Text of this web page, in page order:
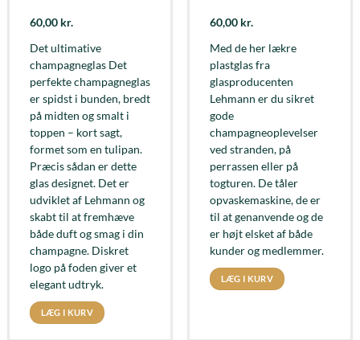
60,00 kr.
Det ultimative
champagneglas Det
perfekte champagneglas
er spidst i bunden, bredt
på midten og smalt i
toppen – kort sagt,
formet som en tulipan.
Præcis sådan er dette
glas designet. Det er
udviklet af Lehmann og
skabt til at fremhæve
både duft og smag i din
champagne. Diskret
logo på foden giver et
elegant udtryk.
LÆG I KURV
60,00 kr.
Med de her lækre
plastglas fra
glasproducenten
Lehmann er du sikret
gode
champagneoplevelser
ved stranden, på
perrassen eller på
togturen. De tåler
opvaskemaskine, de er
til at genanvende og de
er højt elsket af både
kunder og medlemmer.
LÆG I KURV